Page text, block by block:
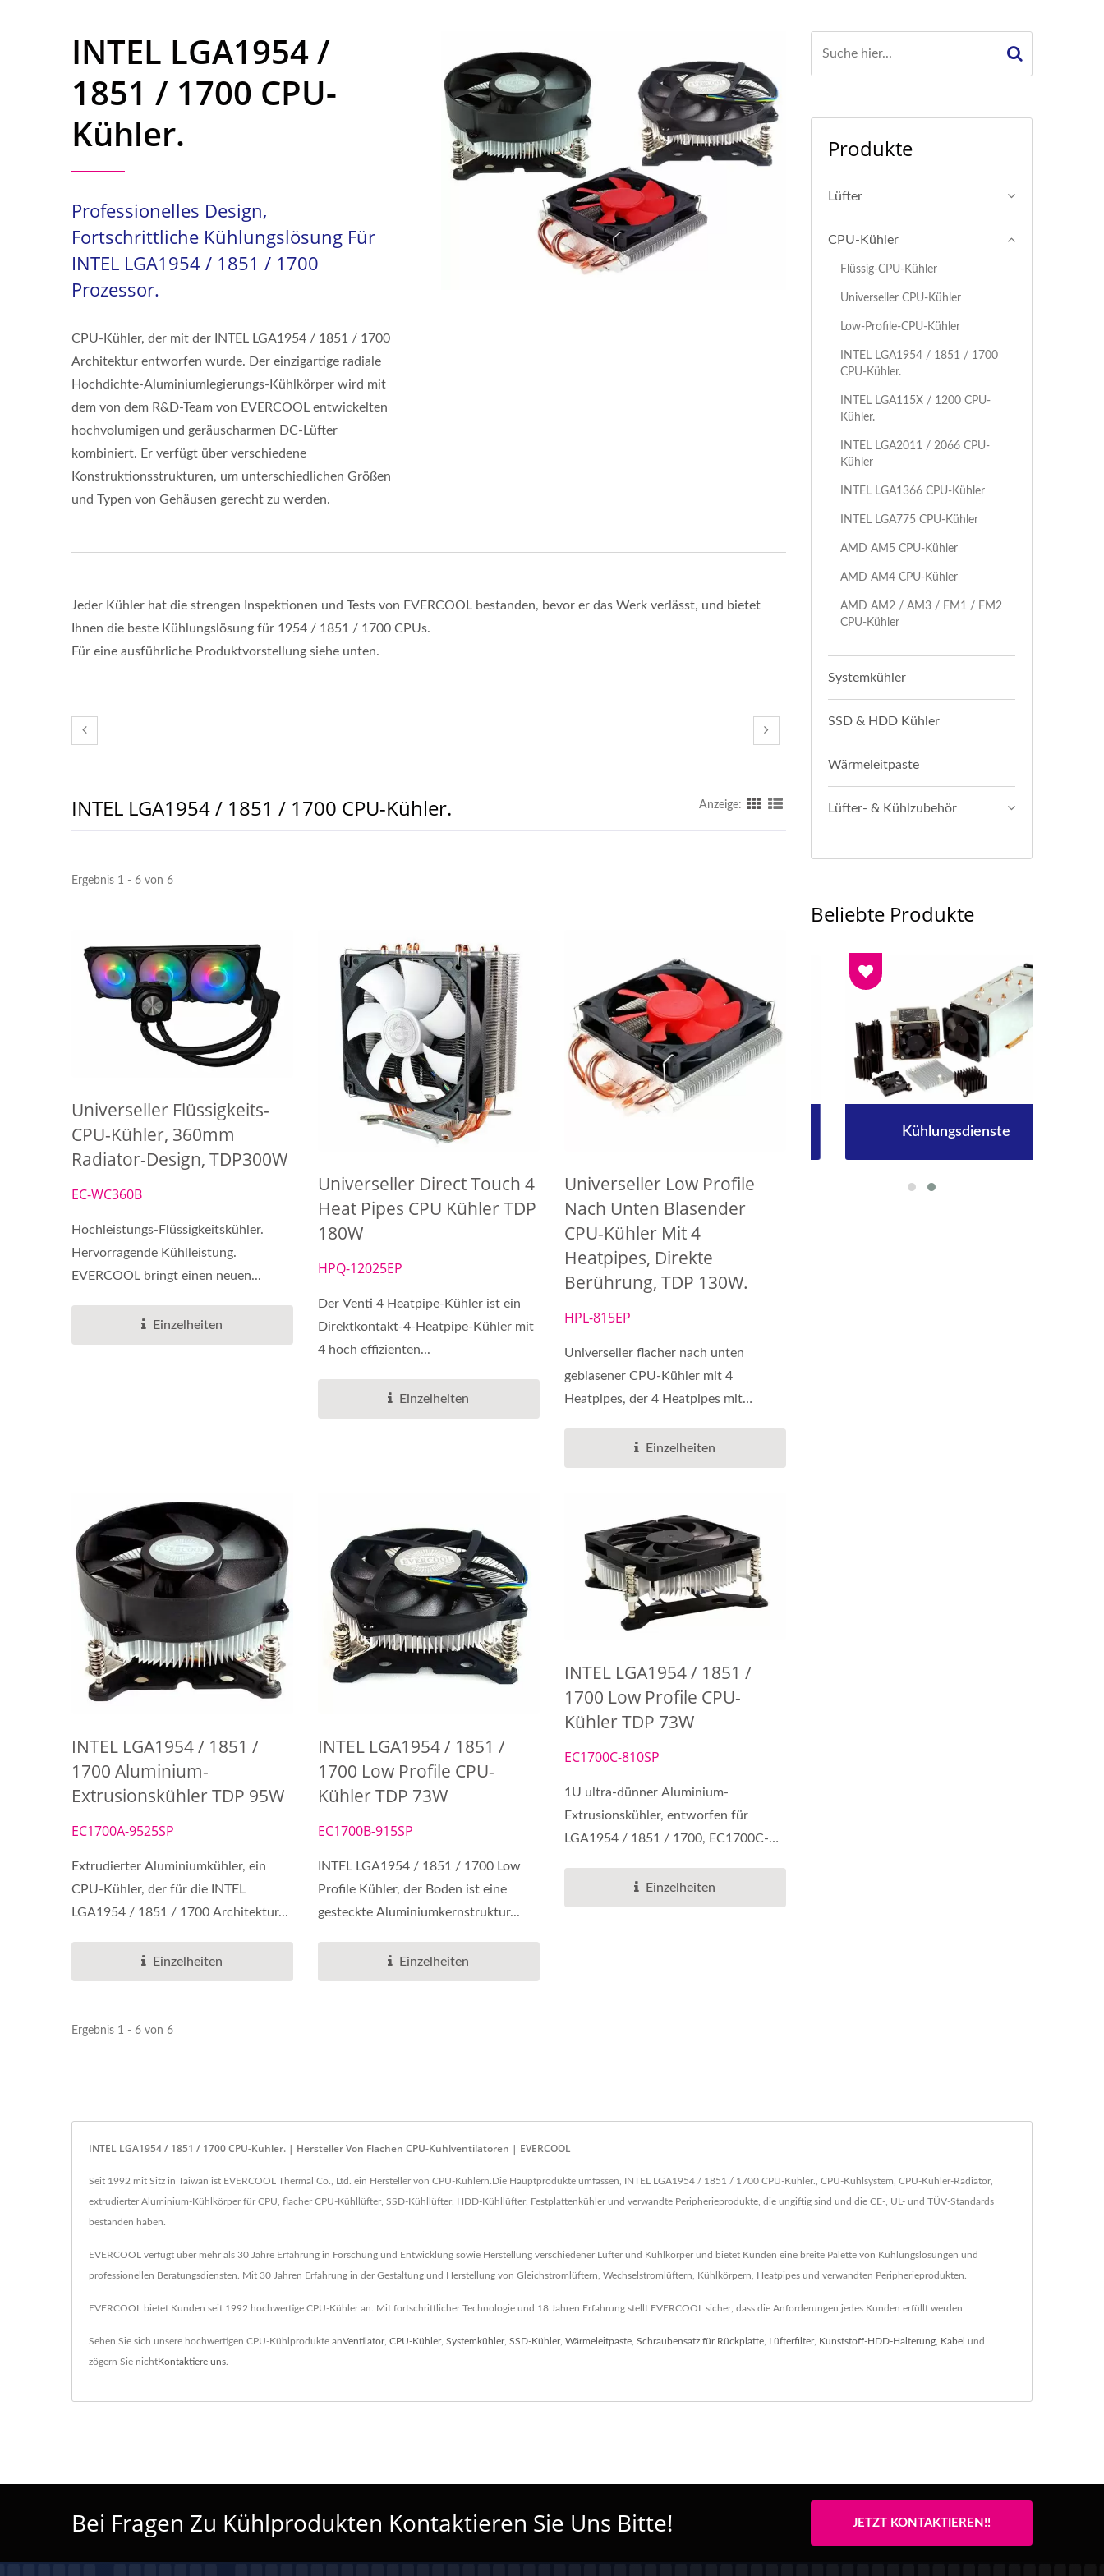
I​NTEL LGA1954 /
1851 / 1700 CPU-
Kühler.
Professionelles Design,
Fortschrittliche Kühlungslösung Für
INTEL LGA1954 / 1851 / 1700
Prozessor.
CPU-Kühler, der mit der INTEL LGA1954 / 1851 / 1700
Architektur entworfen wurde. Der einzigartige radiale
Hochdichte-Aluminiumlegierungs-Kühlkörper wird mit
dem von dem R&D-Team von EVERCOOL entwickelten
hochvolumigen und geräuscharmen DC-Lüfter
kombiniert. Er verfügt über verschiedene
Konstruktionsstrukturen, um unterschiedlichen Größen
und Typen von Gehäusen gerecht zu werden.
Jeder Kühler hat die strengen Inspektionen und Tests von EVERCOOL bestanden, bevor er das Werk verlässt, und bietet
Ihnen die beste Kühlungslösung für 1954 / 1851 / 1700 CPUs.
Für eine ausführliche Produktvorstellung siehe unten.
I​NTEL LGA1954 / 1851 / 1700 CPU-Kühler. Anzeige:
Ergebnis 1 - 6 von 6
Universeller Flüssigkeits-
CPU-Kühler, 360mm
Radiator-Design, TDP300W
EC-WC360B
Hochleistungs-Flüssigkeitskühler.
Hervorragende Kühlleistung.
EVERCOOL bringt einen neuen...
Einzelheiten
Universeller Direct Touch 4
Heat Pipes CPU Kühler TDP
180W
HPQ-12025EP
Der Venti 4 Heatpipe-Kühler ist ein
Direktkontakt-4-Heatpipe-Kühler mit
4 hoch effizienten...
Einzelheiten
Universeller Low Profile
Nach Unten Blasender
CPU-Kühler Mit 4
Heatpipes, Direkte
Berührung, TDP 130W.
HPL-815EP
Universeller flacher nach unten
geblasener CPU-Kühler mit 4
Heatpipes, der 4 Heatpipes mit
Einzelheiten
INTEL LGA1954 / 1851 /
1700 Aluminium-
Extrusionskühler TDP 95W
EC1700A-9525SP
Extrudierter Aluminiumkühler, ein
CPU-Kühler, der für die INTEL
LGA1954 / 1851 / 1700 Architektur...
Einzelheiten
INTEL LGA1954 / 1851 /
1700 Low Profile CPU-
Kühler TDP 73W
EC1700B-915SP
INTEL LGA1954 / 1851 / 1700 Low
Profile Kühler, der Boden ist eine
gesteckte Aluminiumkernstruktur...
Einzelheiten
INTEL LGA1954 / 1851 /
1700 Low Profile CPU-
Kühler TDP 73W
EC1700C-810SP
1U ultra-dünner Aluminium-
Extrusionskühler, entworfen für
LGA1954 / 1851 / 1700, EC1700C-
Einzelheiten
Ergebnis 1 - 6 von 6
Produkte
Lüfter
CPU-Kühler
Flüssig-CPU-Kühler
Universeller CPU-Kühler
Low-Profile-CPU-Kühler
I​NTEL LGA1954 / 1851 / 1700
CPU-Kühler.
INTEL LGA115X / 1200 CPU-
Kühler.
INTEL LGA2011 / 2066 CPU-
Kühler
INTEL LGA1366 CPU-Kühler
INTEL LGA775 CPU-Kühler
AMD AM5 CPU-Kühler
AMD AM4 CPU-Kühler
AMD AM2 / AM3 / FM1 / FM2
CPU-Kühler
Systemkühler
SSD & HDD Kühler
Wärmeleitpaste
Lüfter- & Kühlzubehör
Beliebte Produkte
DC-Lüfter Kühlungsdienste Kühlungsdienste
I​NTEL LGA1954 / 1851 / 1700 CPU-Kühler. | Hersteller Von Flachen CPU-Kühlventilatoren | EVERCOOL
Seit 1992 mit Sitz in Taiwan ist EVERCOOL Thermal Co., Ltd. ein Hersteller von CPU-Kühlern.Die Hauptprodukte umfassen, I​NTEL LGA1954 / 1851 / 1700 CPU-Kühler., CPU-Kühlsystem, CPU-Kühler-Radiator,
extrudierter Aluminium-Kühlkörper für CPU, flacher CPU-Kühllüfter, SSD-Kühllüfter, HDD-Kühllüfter, Festplattenkühler und verwandte Peripherieprodukte, die ungiftig sind und die CE-, UL- und TÜV-Standards
bestanden haben.
EVERCOOL verfügt über mehr als 30 Jahre Erfahrung in Forschung und Entwicklung sowie Herstellung verschiedener Lüfter und Kühlkörper und bietet Kunden eine breite Palette von Kühlungslösungen und
professionellen Beratungsdiensten. Mit 30 Jahren Erfahrung in der Gestaltung und Herstellung von Gleichstromlüftern, Wechselstromlüftern, Kühlkörpern, Heatpipes und verwandten Peripherieprodukten.
EVERCOOL bietet Kunden seit 1992 hochwertige CPU-Kühler an. Mit fortschrittlicher Technologie und 18 Jahren Erfahrung stellt EVERCOOL sicher, dass die Anforderungen jedes Kunden erfüllt werden.
Sehen Sie sich unsere hochwertigen CPU-Kühlprodukte anVentilator, CPU-Kühler, Systemkühler, SSD-Kühler, Wärmeleitpaste Schraubensatz für Rückplatte Lüfterfilter, Kunststoff-HDD-Halterung Kabel und
zögern Sie nichtKontaktiere uns
Bei Fragen Zu Kühlprodukten Kontaktieren Sie Uns Bitte! JETZT KONTAKTIEREN!!